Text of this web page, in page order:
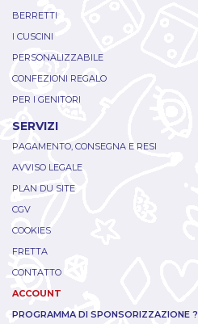
BERRETTI
I CUSCINI
PERSONALIZZABILE
CONFEZIONI REGALO
PER I GENITORI
SERVIZI
PAGAMENTO, CONSEGNA E RESI
AVVISO LEGALE
PLAN DU SITE
CGV
COOKIES
FRETTA
CONTATTO
ACCOUNT
PROGRAMMA DI SPONSORIZZAZIONE ?